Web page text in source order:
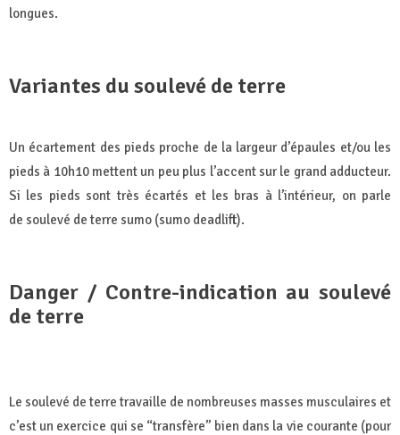
longues.
Variantes du soulevé de terre
Un écartement des pieds proche de la largeur d’épaules et/ou les
pieds à 10h10 mettent un peu plus l’accent sur le grand adducteur.
Si les pieds sont très écartés et les bras à l’intérieur, on parle
de soulevé de terre sumo (sumo deadlift).
Danger / Contre-indication au soulevé
de terre
Le soulevé de terre travaille de nombreuses masses musculaires et
c’est un exercice qui se “transfère” bien dans la vie courante (pour